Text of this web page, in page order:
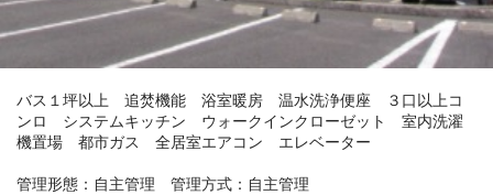
バス１坪以上 追焚機能 浴室暖房 温水洗浄便座 ３口以上コ
ンロ システムキッチン ウォークインクローゼット 室内洗濯
機置場 都市ガス 全居室エアコン エレベーター
管理形態：自主管理 管理方式：自主管理